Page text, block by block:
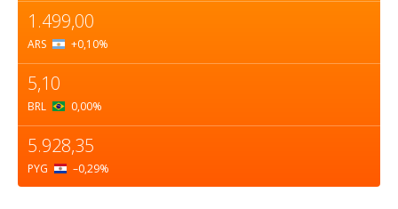
1.499,00
ARS +0,10%
5,10
BRL 0,00%
5.928,35
PYG –0,29%